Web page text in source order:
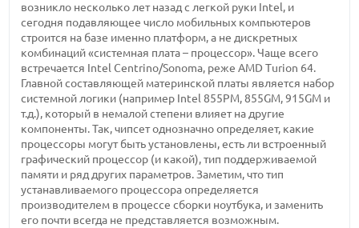
возникло несколько лет назад с легкой руки Intel, и
сегодня подавляющее число мобильных компьютеров
строится на базе именно платформ, а не дискретных
комбинаций «системная плата – процессор». Чаще всего
встречается Intel Centrino/Sonoma, реже AMD Turion 64.
Главной составляющей материнской платы является набор
системной логики (например Intel 855PM, 855GM, 915GM и
т.д.), который в немалой степени влияет на другие
компоненты. Так, чипсет однозначно определяет, какие
процессоры могут быть установлены, есть ли встроенный
графический процессор (и какой), тип поддерживаемой
памяти и ряд других параметров. Заметим, что тип
устанавливаемого процессора определяется
производителем в процессе сборки ноутбука, и заменить
его почти всегда не представляется возможным.